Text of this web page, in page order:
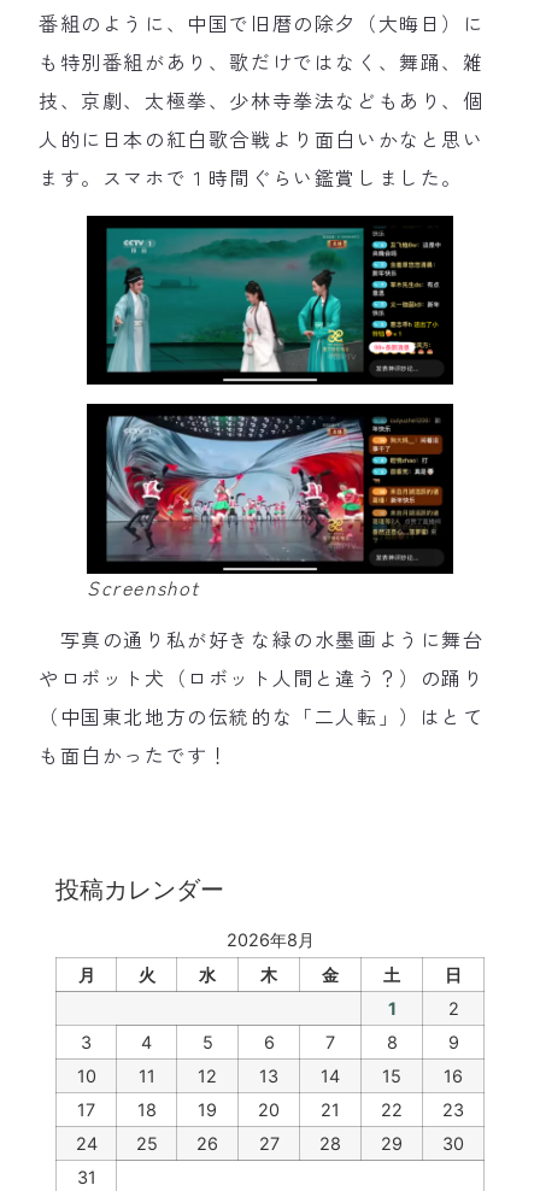
番組のように、中国で旧暦の除夕（大晦日）に
も特別番組があり、歌だけではなく、舞踊、雑
技、京劇、太極拳、少林寺拳法などもあり、個
人的に日本の紅白歌合戦より面白いかなと思い
ます。スマホで１時間ぐらい鑑賞しました。
Screenshot
写真の通り私が好きな緑の水墨画ように舞台
やロボット犬（ロボット人間と違う？）の踊り
（中国東北地方の伝統的な「二人転」）はとて
も面白かったです！
投稿カレンダー
2026年8月
月
火 水 木 金 土
日
1
2
3
4 5 6 7 8
9
10
11 12 13 14 15
16
17
18 19 20 21 22
23
24
25 26 27 28 29
30
31